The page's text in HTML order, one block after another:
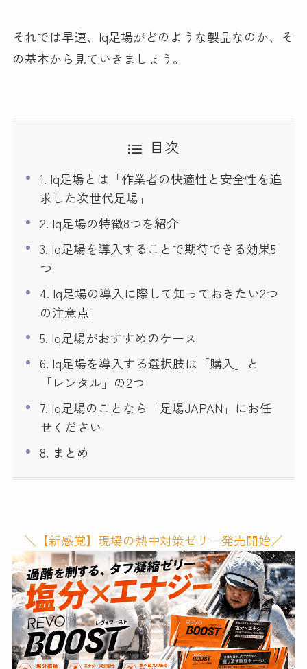
それでは早速、Iq足場がどのような製品なのか、そ
の基本から見ていきましょう。
目次
1. Iq足場とは「作業者の快適性と安全性を追
求した次世代足場」
2. Iq足場の特徴8つを紹介
3. Iq足場を導入することで期待できる効果5
つ
4. Iq足場の導入に際して知っておきたい2つ
の注意点
5. Iq足場がおすすめのケース
6. Iq足場を導入する選択肢は「購入」と
「レンタル」の2つ
7. Iq足場のことなら「足場JAPAN」にお任
せください
8. まとめ
＼【新感覚】現場の熱中対策ゼリー発売開始／